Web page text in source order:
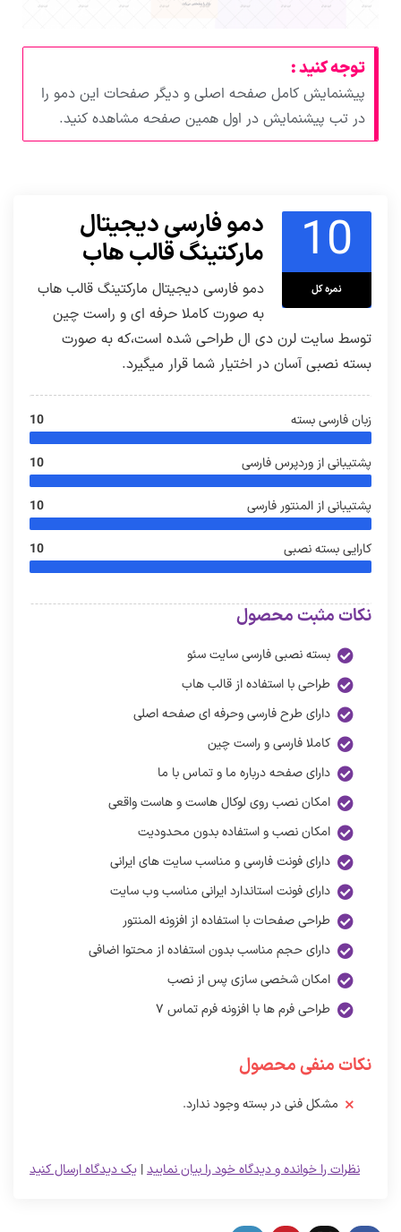
توجه کنید :
پیشنمایش کامل صفحه اصلی و دیگر صفحات این دمو را
در تب پیشنمایش در اول همین صفحه مشاهده کنید.
10
نمره کل
دمو فارسی دیجیتال
مارکتینگ قالب هاب
دمو فارسی دیجیتال مارکتینگ قالب هاب
به صورت کاملا حرفه ای و راست چین
توسط سایت لرن دی ال طراحی شده است،که به صورت
بسته نصبی آسان در اختیار شما قرار میگیرد.
زبان فارسی بسته 10
پشتیبانی از وردپرس فارسی 10
پشتیبانی از المنتور فارسی 10
کارایی بسته نصبی 10
نکات مثبت محصول
بسته نصبی فارسی سایت سئو
طراحی با استفاده از قالب هاب
دارای طرح فارسی وحرفه ای صفحه اصلی
کاملا فارسی و راست چین
دارای صفحه درباره ما و تماس با ما
امکان نصب روی لوکال هاست و هاست واقعی
امکان نصب و استفاده بدون محدودیت
دارای فونت فارسی و مناسب سایت های ایرانی
دارای فونت استاندارد ایرانی مناسب وب سایت
طراحی صفحات با استفاده از افزونه المنتور
دارای حجم مناسب بدون استفاده از محتوا اضافی
امکان شخصی سازی پس از نصب
طراحی فرم ها با افزونه فرم تماس ۷
نکات منفی محصول
مشکل فنی در بسته وجود ندارد.
یک دیدگاه ارسال کنید |نظرات را خوانده و دیدگاه خود را بیان نمایید